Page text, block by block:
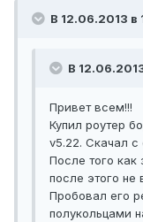
В 12.06.2013 в
В
Привет всем!!!
Купил роутер
v5.22. Скачал с
После того как
после этого не
Пробовал его
полукольцами